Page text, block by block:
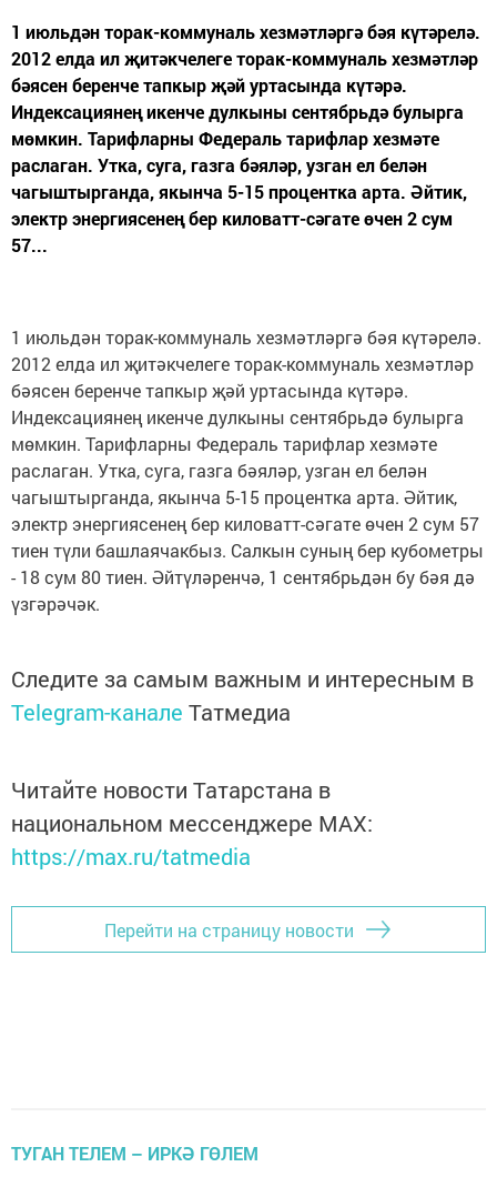
1 июльдән торак-коммуналь хезмәтләргә бәя күтәрелә.
2012 елда ил җитәкчелеге торак-коммуналь хезмәтләр
бәясен беренче тапкыр җәй уртасында күтәрә.
Индексациянең икенче дулкыны сентябрьдә булырга
мөмкин. Тарифларны Федераль тарифлар хезмәте
раслаган. Утка, суга, газга бәяләр, узган ел белән
чагыштырганда, якынча 5-15 процентка арта. Әйтик,
электр энергиясенең бер киловатт-сәгате өчен 2 сум
57...
1 июльдән торак-коммуналь хезмәтләргә бәя күтәрелә.
2012 елда ил җитәкчелеге торак-коммуналь хезмәтләр
бәясен беренче тапкыр җәй уртасында күтәрә.
Индексациянең икенче дулкыны сентябрьдә булырга
мөмкин. Тарифларны Федераль тарифлар хезмәте
раслаган. Утка, суга, газга бәяләр, узган ел белән
чагыштырганда, якынча 5-15 процентка арта. Әйтик,
электр энергиясенең бер киловатт-сәгате өчен 2 сум 57
тиен түли башлаячакбыз. Салкын суның бер кубометры
- 18 сум 80 тиен. Әйтүләренчә, 1 сентябрьдән бу бәя дә
үзгәрәчәк.
Следите за самым важным и интересным в
Telegram-канале Татмедиа
Читайте новости Татарстана в
национальном мессенджере MАХ:
https://max.ru/tatmedia
Перейти на страницу новости
ТУГАН ТЕЛЕМ – ИРКӘ ГӨЛЕМ